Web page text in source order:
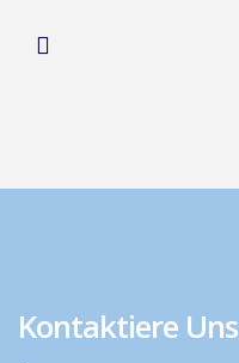
Kontaktiere Uns